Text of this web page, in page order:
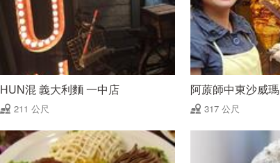
HUN混 義大利麵 一中店
211 公尺
阿蒝師中東沙威瑪
317 公尺